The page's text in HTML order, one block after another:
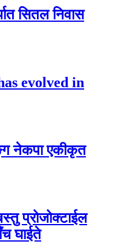
सितल निवास
evolved in
नेकपा एकीकृत
प्रोजोक्टाईल
घाईते